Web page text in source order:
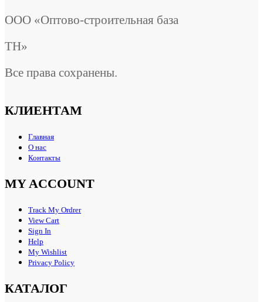
ООО «Оптово-строительная база
ТН»
Все права сохранены.
КЛИЕНТАМ
Главная
О нас
Контакты
MY ACCOUNT
Track My Ordrer
View Cart
Sign In
Help
My Wishlist
Privacy Policy
КАТАЛОГ